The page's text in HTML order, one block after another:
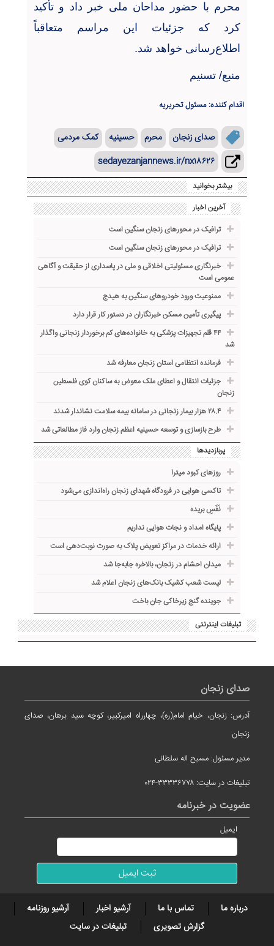
محرم با حضور مداحان ملی خبر داد و تأکید
کرد که جزئیات این مراسم متعاقباً
اطلاع‌رسانی خواهد شد.
منبع/ تسنیم
اقدام کننده: مسئول تحریریه
صدای زنجان محرم حسینیه
کمک مردمی
sedayezanjannews.ir/nx۱۸۶۲۶
بیشتر بخوانید
آخرین اخبار
ترافیک در محورهای زنجان سنگین است
ترافیک در محورهای زنجان سنگین است
خبرنگاری مسئولیتی اخلاقی و ملی در پاسداری از حقیقت و آگاهی
عمومی است
ممنوعیت ورود خودروهای سنگین به هیدج
پیگیری تأمین مسکن خبرنگاران در دستور کار قرار دارد
۴۴ قلم تجهیزات پزشکی به خانواده‌های کم برخوردار زنجانی واگذار
شد
فرمانده انتظامی استان زنجان معارفه شد
جزئیات انتقال و اعطای ملک معوض به ساکنان کوی فلسطین
زنجان
۲۸.۴ هزار بیمار زنجانی در سامانه بیمه سلامت نشاندار شدند
طرح بازسازی و توسعه حسینیه اعظم زنجان وارد فاز مطالعاتی شد
پربازدیدها
روزهای کبود میترا
تاکسی هوایی در فرودگاه شهدای زنجان راه‌اندازی می‌شود
نَفَسِ بریده
پایگاه امداد و نجات هوایی نداریم
ارائه خدمات در مراکز تعویض پلاک به صورت نوبت‌دهی است
میدان احشام در زنجان، بالاخره جا‌به‌جا شد
لیست شعب کشیک بانک‌های زنجان اعلام شد
جوینده گنج زیرخاکی جان باخت
تبلیغات اینترنتی
صدای زنجان
آدرس: زنجان، خیام امام(ره)، چهارراه امیرکبیر، کوچه سید برهان، صدای
زنجان
مدیر مسئول: مسیح اله سلطانی
تبلیغات در سایت: ۳۳۳۳۶۷۷۸-۰۲۴
عضویت در خبرنامه
ایمیل
درباره ما تماس با ما آرشیو اخبار
آرشیو روزنامه
گزارش تصویری
تبلیغات در سایت